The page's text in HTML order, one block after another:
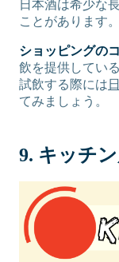
日本酒は希少な
ことがあります。
ショッピングの
飲を提供してい
試飲する際には
てみましょう。
9. キッチ